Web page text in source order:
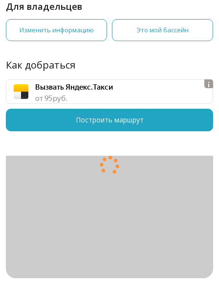
Для владельцев
Изменить информацию Это мой бассейн
Как добраться
Вызвать Яндекс.Такси
от 95 руб.
Построить маршрут